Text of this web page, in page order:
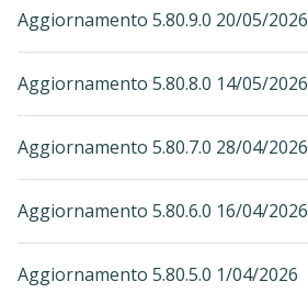
Aggiornamento 5.80.9.0 20/05/2026
Aggiornamento 5.80.8.0 14/05/2026
Aggiornamento 5.80.7.0 28/04/2026
Aggiornamento 5.80.6.0 16/04/2026
Aggiornamento 5.80.5.0 1/04/2026